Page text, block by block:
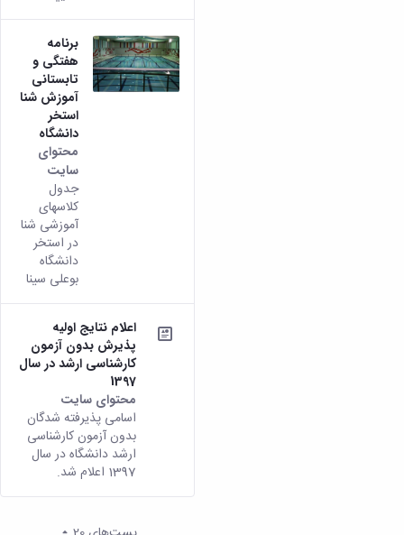
برنامه
هفتگی و
تابستانی
آموزش شنا
استخر
دانشگاه
محتوای
سایت
جدول
کلاسهای
آموزشی شنا
در استخر
دانشگاه
بوعلی سینا
اعلام نتایج اولیه
پذیرش بدون آزمون
کارشناسی ارشد در سال
1397
محتوای سایت
اسامی پذیرفته شدگان
بدون آزمون کارشناسی
ارشد دانشگاه در سال
1397 اعلام شد.